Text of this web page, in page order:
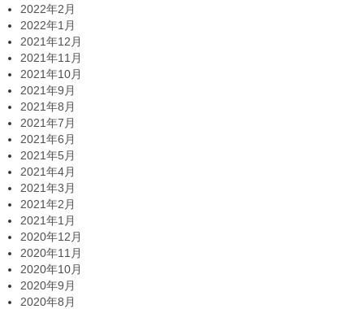
2022年2月
2022年1月
2021年12月
2021年11月
2021年10月
2021年9月
2021年8月
2021年7月
2021年6月
2021年5月
2021年4月
2021年3月
2021年2月
2021年1月
2020年12月
2020年11月
2020年10月
2020年9月
2020年8月